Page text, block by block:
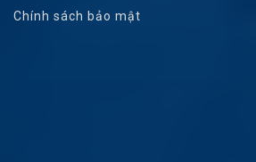
Chính sách bảo mật